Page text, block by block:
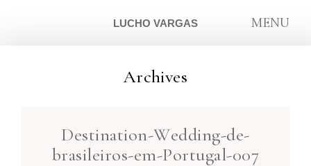
LUCHO VARGAS MENU
Archives
Destination-Wedding-de-
brasileiros-em-Portugal-007
SOBRE